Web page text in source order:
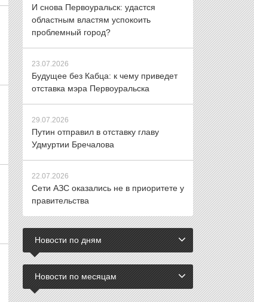
И снова Первоуральск: удастся
областным властям успокоить
проблемный город?
23.07.2026
Будущее без Кабца: к чему приведет
отставка мэра Первоуральска
29.07.2026
Путин отправил в отставку главу
Удмуртии Бречалова
22.07.2026
Сети АЗС оказались не в приоритете у
правительства
Новости по дням
Новости по месяцам